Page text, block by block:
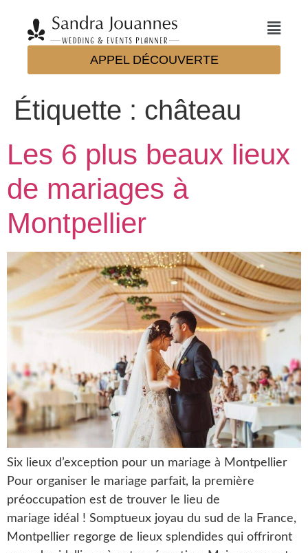
APPEL DÉCOUVERTE
Étiquette : château
Les 6 plus beaux lieux
de mariages à
Montpellier
Six lieux d’exception pour un mariage à Montpellier
Pour organiser le mariage parfait, la première
préoccupation est de trouver le lieu de
mariage idéal ! Somptueux joyau du sud de la France,
Montpellier regorge de lieux splendides qui offriront